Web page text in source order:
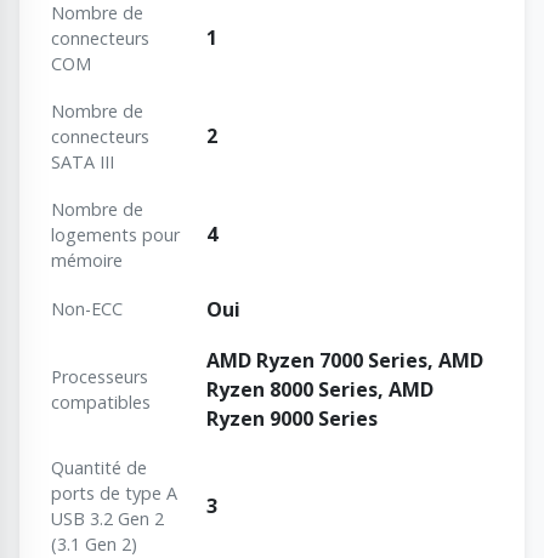
Nombre de
connecteurs
COM
1
Nombre de
connecteurs
SATA III
2
Nombre de
logements pour
mémoire
4
Non-ECC Oui
Processeurs
compatibles
AMD Ryzen 7000 Series, AMD
Ryzen 8000 Series, AMD
Ryzen 9000 Series
Quantité de
ports de type A
USB 3.2 Gen 2
(3.1 Gen 2)
3